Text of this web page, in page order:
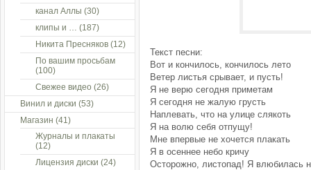
Текст песни:
Вот и кончилось, кончилось лето
Ветер листья срывает, и пусть!
Я не верю сегодня приметам
Я сегодня не жалую грусть
Наплевать, что на улице слякоть
Я на волю себя отпущу!
Мне впервые не хочется плакать
Я в осеннее небо кричу
Осторожно, листопад! Я влюбилась
канал Аллы (30)
клипы и … (187)
Никита Пресняков (12)
По вашим просьбам
(100)
Свежее видео (26)
Винил и диски (53)
Магазин (41)
Журналы и плакаты
(12)
Лицензия диски (24)